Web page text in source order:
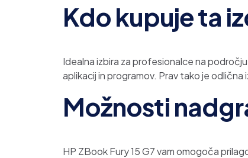
Kdo kupuje ta
Idealna izbira za profesionalce na
aplikacij in programov. Prav tako je
Možnosti
HP ZBook Fury 15 G7 vam omogoča